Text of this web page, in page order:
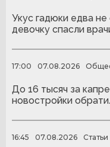
Укус гадюки едва
девочку спасли
17:00 07.08.2026
До 16 тысяч за
новостройки
16:45 07.08.2026 Статьи